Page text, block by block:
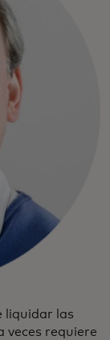
liquidar las
veces requiere